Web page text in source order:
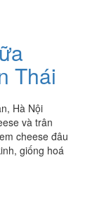
Thái
Hà Nội
và trân
cheese đâu
giống hoá